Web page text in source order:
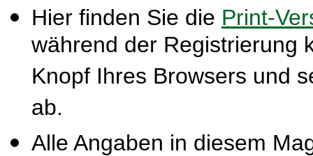
Hier finden Sie die Print-
während der Registrierung
Knopf Ihres Browsers und
ab.
Alle Angaben in diesem